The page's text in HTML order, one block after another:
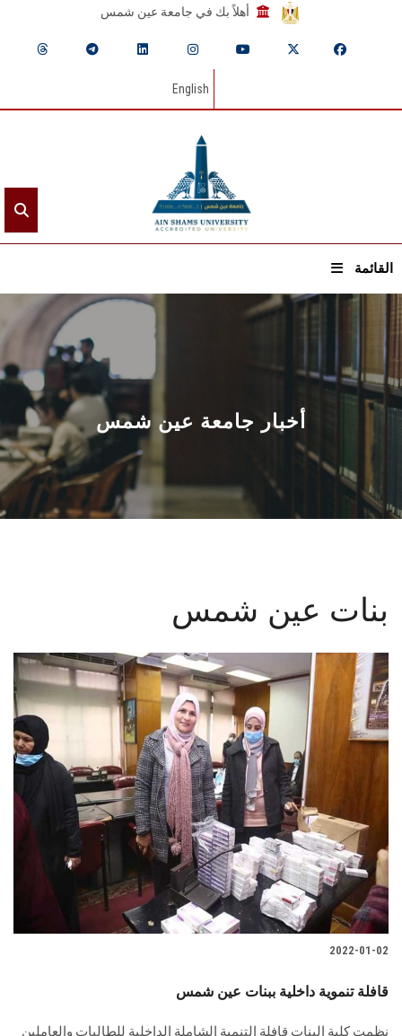
أهلاً بك في جامعة عين شمس
English
القائمة
الرئيسيـة
عن الجامعة
القطاعـات
الشئون الأكاديمية
البحث العلمي
الأنظمة الذكية
الإعلام
تواصل معنا
الطلاب
هيئة التدريس
الدراسات العليا
أخبار جامعة عين شمس
بنات عين شمس
2022-01-02
قافلة تنموية داخلية ببنات عين شمس
نظمت كلية البنات قافلة التنمية الشاملة الداخلية للطالبات والعاملين